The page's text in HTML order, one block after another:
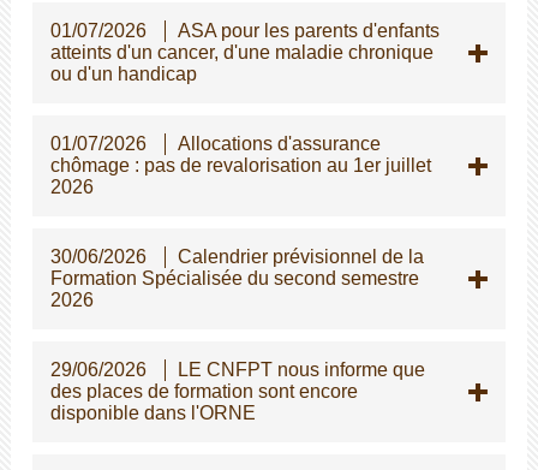
01/07/2026
ASA pour les parents d'enfants
atteints d'un cancer, d'une maladie chronique
ou d'un handicap
01/07/2026
Allocations d'assurance
chômage : pas de revalorisation au 1er juillet
2026
30/06/2026
Calendrier prévisionnel de la
Formation Spécialisée du second semestre
2026
29/06/2026
LE CNFPT nous informe que
des places de formation sont encore
disponible dans l'ORNE